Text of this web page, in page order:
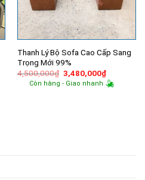
Thanh Lý Bộ Sofa Cao Cấp Sang
Trọng Mới 99%
4,500,000₫ Giá
gốc
là:
3,480,000₫Giá
hiện
tại
Còn hàng - Giao nhanh